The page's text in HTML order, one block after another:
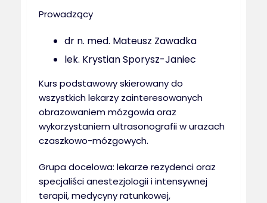
Prowadzący
dr n. med. Mateusz Zawadka
lek. Krystian Sporysz-Janiec
Kurs podstawowy skierowany do
wszystkich lekarzy zainteresowanych
obrazowaniem mózgowia oraz
wykorzystaniem ultrasonografii w urazach
czaszkowo-mózgowych.
Grupa docelowa: lekarze rezydenci oraz
specjaliści anestezjologii i intensywnej
terapii, medycyny ratunkowej,